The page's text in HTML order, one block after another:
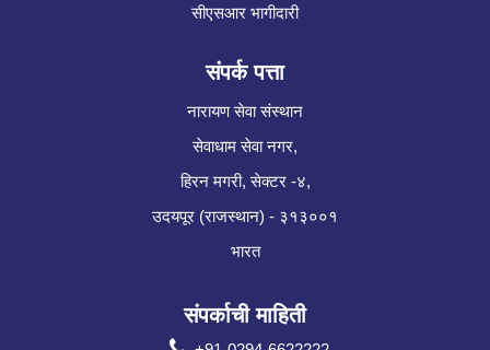
सीएसआर भागीदारी
संपर्क पत्ता
नारायण सेवा संस्थान
सेवाधाम सेवा नगर,
हिरन मगरी, सेक्टर -४,
उदयपूर (राजस्थान) - ३१३००१
भारत
संपर्काची माहिती